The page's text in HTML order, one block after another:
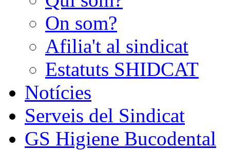
On som?
Afilia't al sindicat
Estatuts SHIDCAT
Notícies
Serveis del Sindicat
GS Higiene Bucodental